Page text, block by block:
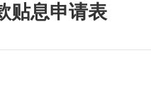
贴息申请表